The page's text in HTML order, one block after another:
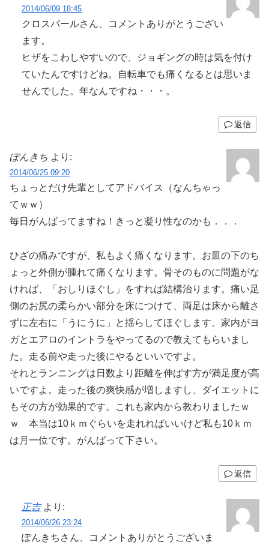
2014/06/09 18:45
クロスパールさん、コメントありがとうござい
ます。
ヒザをこわしやすいので、ジョギングの時は気を付け
ていたんですけどね。自転車でも痛くなるとは思いま
せんでした。年なんですね・・・。
返信
ぽんきち より:
2014/06/25 09:20
ちょっとだけ先輩としてアドバイス（なんちゃっ
てｗｗ）
毎日がんばってますね！きっと凝り性なのかも．．．
ひざの痛みですが、私もよく痛くなります。お皿の下のち
ょっと外側が腫れて痛くなります。骨そのものに問題がな
ければ、「おしりほぐし」をすれば結構治ります。痛い足
側のお尻の柔らかい部分を床につけて、両足は床から離さ
ずに左右に「うにうに」と揺らしてほぐします。家内がヨ
ガとエアロのイントラをやってるので教えてもらいまし
た。走る前や走った後にやるといいですよ。
それとランニングは日数より距離を伸ばす方が満足度が高
いですよ。走った後の爽快感が増しますし、ダイエットに
もその方が効果的です。これも家内から教わりましたｗ
ｗ 本当は10ｋｍぐらいを走れればいいけど私も10ｋｍ
は月一位です。がんばって下さい。
返信
正吉 より:
2014/06/26 23:24
ぽんきちさん、コメントありがとうございま